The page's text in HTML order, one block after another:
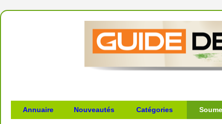
Annuaire Nouveautés Catégories